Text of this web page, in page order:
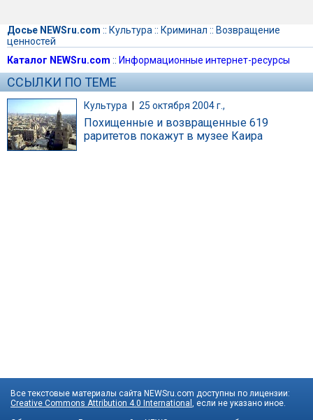
Досье NEWSru.com :: Культура :: Криминал :: Возвращение
ценностей
Каталог NEWSru.com :: Информационные интернет-ресурсы
ССЫЛКИ ПО ТЕМЕ
Культура | 25 октября 2004 г.,
Похищенные и возвращенные 619
раритетов покажут в музее Каира
Все текстовые материалы сайта NEWSru.com доступны по лицензии:
Creative Commons Attribution 4.0 International
, если не указано иное.